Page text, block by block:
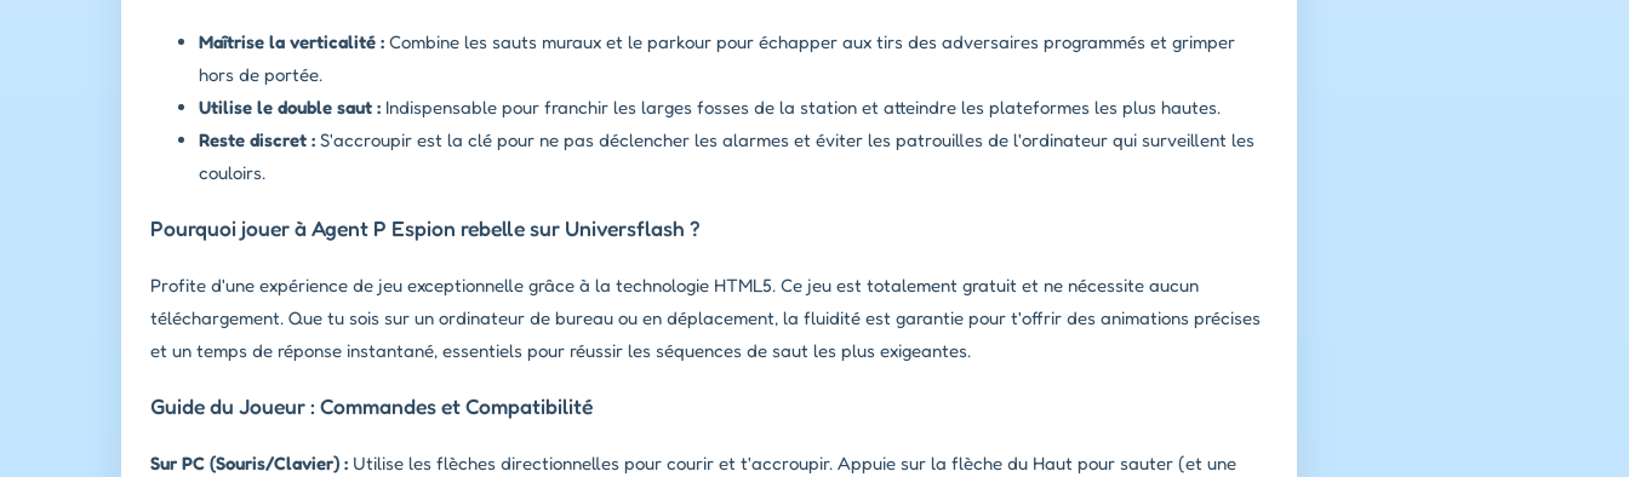
Maîtrise la verticalité : Combine les sauts muraux et le parkour pour échapper aux tirs des adversaires programmés et grimper
hors de portée.
Utilise le double saut : Indispensable pour franchir les larges fosses de la station et atteindre les plateformes les plus hautes.
Reste discret : S'accroupir est la clé pour ne pas déclencher les alarmes et éviter les patrouilles de l'ordinateur qui surveillent les
couloirs.
Pourquoi jouer à Agent P Espion rebelle sur Universflash ?
Profite d'une expérience de jeu exceptionnelle grâce à la technologie HTML5. Ce jeu est totalement gratuit et ne nécessite aucun
téléchargement. Que tu sois sur un ordinateur de bureau ou en déplacement, la fluidité est garantie pour t'offrir des animations précises
et un temps de réponse instantané, essentiels pour réussir les séquences de saut les plus exigeantes.
Guide du Joueur : Commandes et Compatibilité
Sur PC (Souris/Clavier) : Utilise les flèches directionnelles pour courir et t'accroupir. Appuie sur la flèche du Haut pour sauter (et une